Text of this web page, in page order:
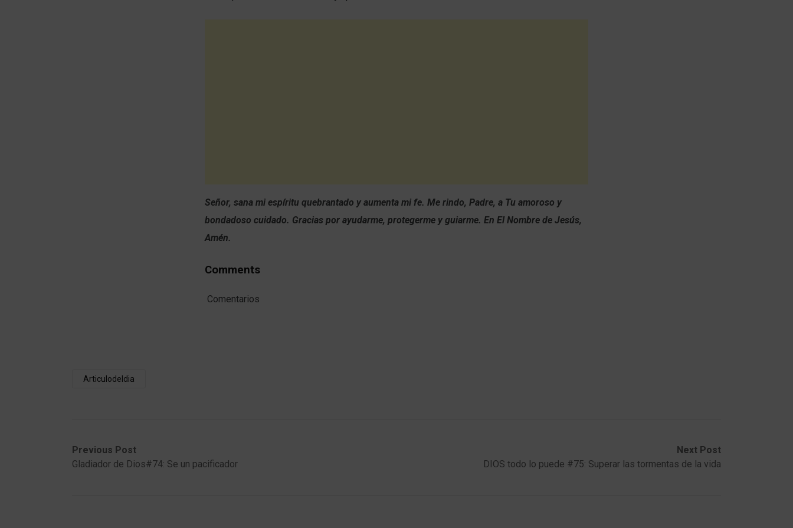
Señor, sana mi espíritu quebrantado y aumenta mi fe. Me rindo, Padre, a Tu amoroso y
bondadoso cuidado. Gracias por ayudarme, protegerme y guiarme. En El Nombre de Jesús,
Amén.
Comments
Comentarios
Articulodeldia
Previous Post
Gladiador de Dios#74: Se un pacificador
Next Post
DIOS todo lo puede #75: Superar las tormentas de la vida